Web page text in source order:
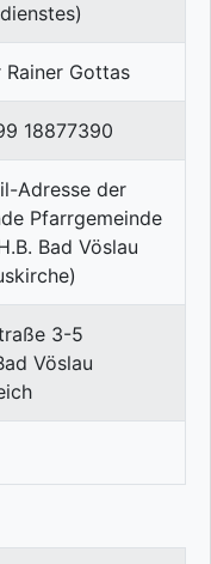
Rainer Gottas
18877390
3-5
Vöslau